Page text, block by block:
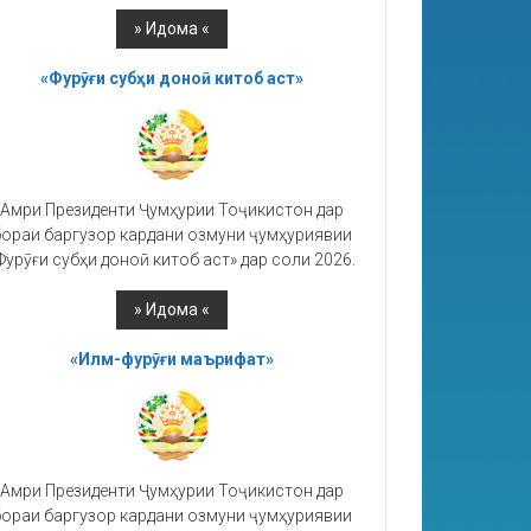
«Фурӯғи субҳи доноӣ китоб аст»
Амри Президенти Ҷумҳурии Тоҷикистон дар
баргузор кардани озмуни ҷумҳуриявии
субҳи доноӣ китоб аст» дар соли 2026.
«Илм-фурӯғи маърифат»
Амри Президенти Ҷумҳурии Тоҷикистон дар
баргузор кардани озмуни ҷумҳуриявии